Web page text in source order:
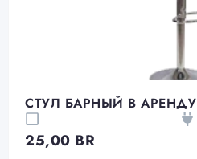
СТУЛ БАРНЫЙ В АРЕНДУ
25,00 BR